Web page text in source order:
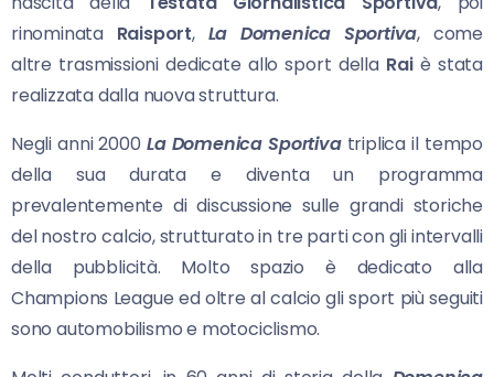
rinominata Raisport, La Domenica Sportiva, come
altre trasmissioni dedicate allo sport della Raiè stata
realizzata dalla nuova struttura.
Negli anni 2000 La Domenica Sportivatriplica il tempo
della sua durata e diventa un programma
prevalentemente di discussione sulle grandi storiche
del nostro calcio, strutturato in tre parti con gli intervalli
della pubblicità. Molto spazio è dedicato alla
Champions League ed oltre al calcio gli sport più seguiti
sono automobilismo e motociclismo.